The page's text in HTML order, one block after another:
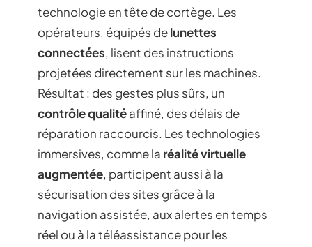
technologie en tête de cortège. Les
opérateurs, équipés delunettes
connectées, lisent des instructions
projetées directement sur les machines.
Résultat : des gestes plus sûrs, un
contrôle qualitéaffiné, des délais de
réparation raccourcis. Les technologies
immersives, comme la réalité virtuelle
augmentée, participent aussi à la
sécurisation des sites grâce à la
navigation assistée, aux alertes en temps
réel ou à la téléassistance pour les